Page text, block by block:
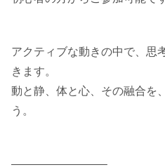
アクティブな動きの中で、思
きます。
動と静、体と心、その融合を
う。
————————–